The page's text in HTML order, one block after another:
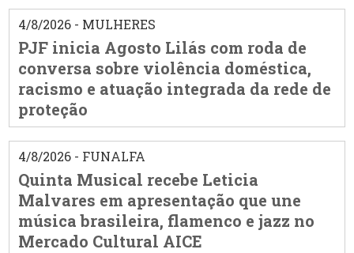
4/8/2026 - MULHERES
PJF inicia Agosto Lilás com roda de
conversa sobre violência doméstica,
racismo e atuação integrada da rede de
proteção
4/8/2026 - FUNALFA
Quinta Musical recebe Leticia
Malvares em apresentação que une
música brasileira, flamenco e jazz no
Mercado Cultural AICE